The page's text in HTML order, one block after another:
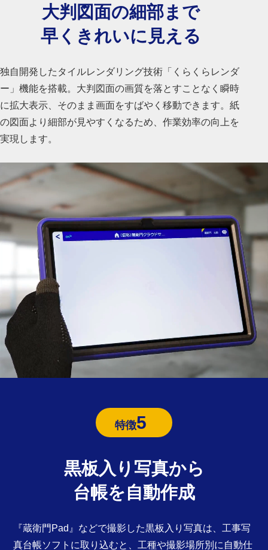
大判図面の細部まで
早くきれいに見える
独自開発したタイルレンダリング技術「くらくらレンダ
ー」機能を搭載。大判図面の画質を落とすことなく瞬時
に拡大表示、そのまま画面をすばやく移動できます。紙
の図面より細部が見やすくなるため、作業効率の向上を
実現します。
特徴5
黒板入り写真から
台帳を自動作成
『蔵衛門Pad』などで撮影した黒板入り写真は、工事写
真台帳ソフトに取り込むと、工種や撮影場所別に自動仕